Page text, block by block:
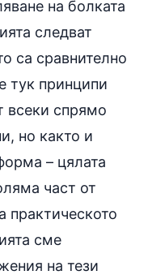
на болката
следват
са сравнително
тук принципи
всеки спрямо
но както и
– цялата
част от
практическото
сме
на тези